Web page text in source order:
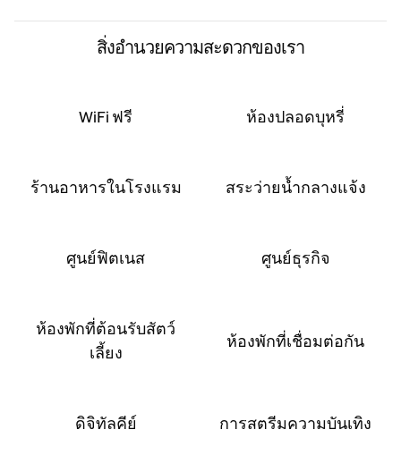
สิ่งอํานวยความสะดวกของเรา
WiFi ฟรี ห้องปลอดบุหรี่
ร้านอาหารในโรงแรม สระว่ายน้ำกลางแจ้ง
ศูนย์ฟิตเนส ศูนย์ธุรกิจ
ห้องพักที่ต้อนรับสัตว์
เลี้ยง
ห้องพักที่เชื่อมต่อกัน
ดิจิทัลคีย์ การสตรีมความบันเทิง